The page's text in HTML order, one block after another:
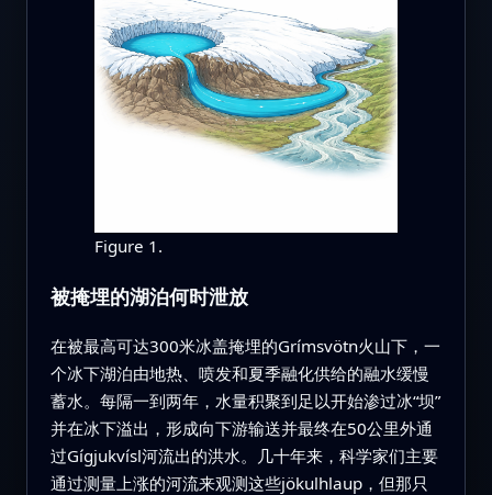
Figure 1.
被掩埋的湖泊何时泄放
在被最高可达300米冰盖掩埋的Grímsvötn火山下，一
个冰下湖泊由地热、喷发和夏季融化供给的融水缓慢
蓄水。每隔一到两年，水量积聚到足以开始渗过冰“坝”
并在冰下溢出，形成向下游输送并最终在50公里外通
过Gígjukvísl河流出的洪水。几十年来，科学家们主要
通过测量上涨的河流来观测这些jökulhlaup，但那只